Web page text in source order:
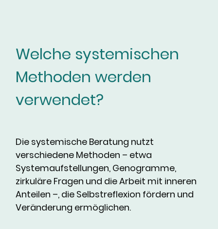
Welche systemischen
Methoden werden
verwendet?
Die systemische Beratung nutzt
verschiedene Methoden – etwa
Systemaufstellungen, Genogramme,
zirkuläre Fragen und die Arbeit mit inneren
Anteilen –, die Selbstreflexion fördern und
Veränderung ermöglichen.